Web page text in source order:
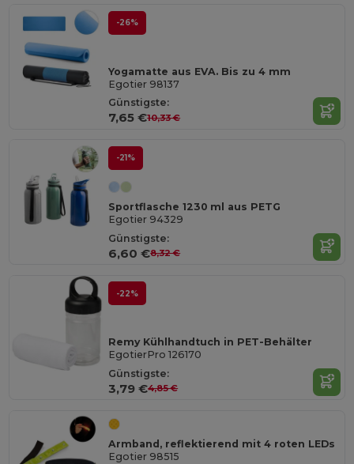
-26%
Yogamatte aus EVA. Bis zu 4 mm
Egotier 98137
Günstigste:
7,65 €10,33 €
-21%
Sportflasche 1230 ml aus PETG
Egotier 94329
Günstigste:
6,60 €8,32 €
-22%
Remy Kühlhandtuch in PET-Behälter
EgotierPro 126170
Günstigste:
3,79 €4,85 €
Armband, reflektierend mit 4 roten LEDs
Egotier 98515